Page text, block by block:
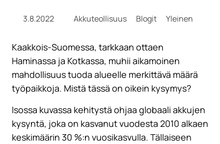
3.8.2022 Akkuteollisuus Blogit Yleinen
Kaakkois-Suomessa, tarkkaan ottaen
Haminassa ja Kotkassa, muhii aikamoinen
mahdollisuus tuoda alueelle merkittävä määrä
työpaikkoja. Mistä tässä on oikein kysymys?
Isossa kuvassa kehitystä ohjaa globaali akkujen
kysyntä, joka on kasvanut vuodesta 2010 alkaen
keskimäärin 30 %:n vuosikasvulla. Tällaiseen